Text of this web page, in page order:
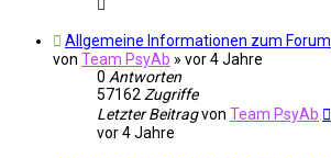
Allgemeine Informationen zum Forum
von Team PsyAb » vor 4 Jahre
0 Antworten
57162 Zugriffe
Letzter Beitragvon Team PsyAb
vor 4 Jahre